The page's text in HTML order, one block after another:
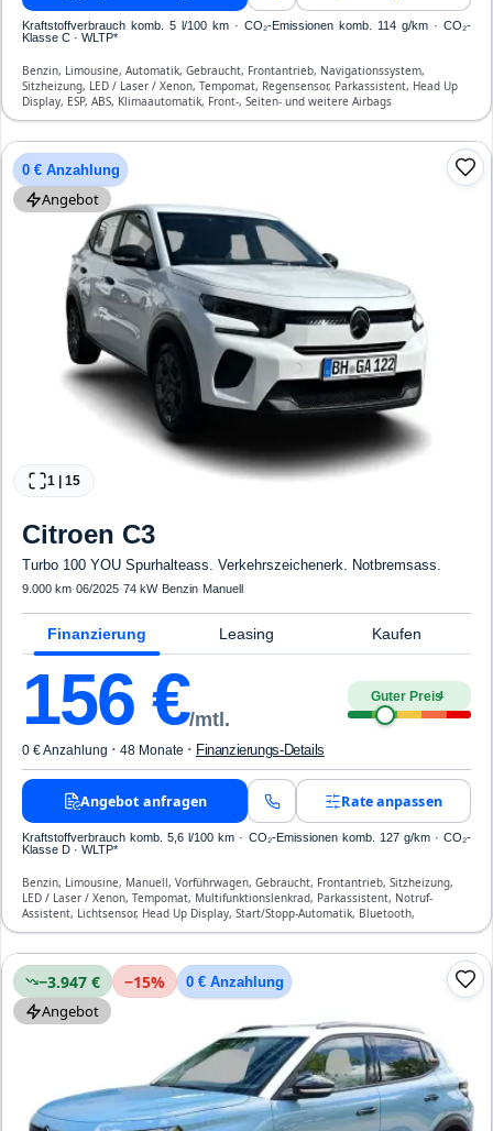
Kraftstoffverbrauch komb. 5 l/100 km · CO₂-Emissionen komb. 114 g/km · CO₂-
Klasse C · WLTP*
Benzin, Limousine, Automatik, Gebraucht, Frontantrieb, Navigationssystem,
Sitzheizung, LED / Laser / Xenon, Tempomat, Regensensor, Parkassistent, Head Up
Display, ESP, ABS, Klimaautomatik, Front-, Seiten- und weitere Airbags
0 € Anzahlung
Angebot
1 15
Citroen C3
Turbo 100 YOU Spurhalteass. Verkehrszeichenerk. Notbremsass.
9.000 km·06/2025·74 kW· Benzin· Manuell
Finanzierung Leasing Kaufen
156 €/mtl.
Guter Preis4
0 € Anzahlung · 48 Monate · Finanzierungs-Details
Angebot anfragen Rate anpassen
Kraftstoffverbrauch komb. 5,6 l/100 km · CO₂-Emissionen komb. 127 g/km · CO₂-
Klasse D · WLTP*
Benzin, Limousine, Manuell, Vorführwagen, Gebraucht, Frontantrieb, Sitzheizung,
LED / Laser / Xenon, Tempomat, Multifunktionslenkrad, Parkassistent, Notruf-
Assistent, Lichtsensor, Head Up Display, Start/Stopp-Automatik, Bluetooth,
Freisprecheinrichtung, Verkehrszeichen-Erkennung, ESP, ABS, Klimaanlage, Front-,
−3.947 € −15% 0 € Anzahlung
Angebot